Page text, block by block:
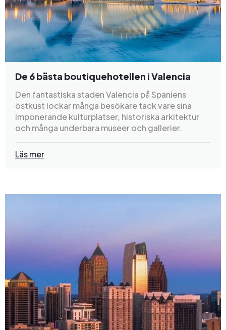
De 6 bästa boutiquehotellen i Valencia
Den fantastiska staden Valencia på Spaniens
östkust lockar många besökare tack vare sina
imponerande kulturplatser, historiska arkitektur
och många underbara museer och gallerier.
Läs mer